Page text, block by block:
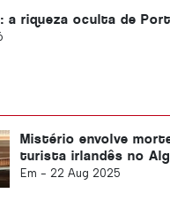
a riqueza oculta de
Mistério envolve
turista irlandês no
Em - 22 Aug 2025